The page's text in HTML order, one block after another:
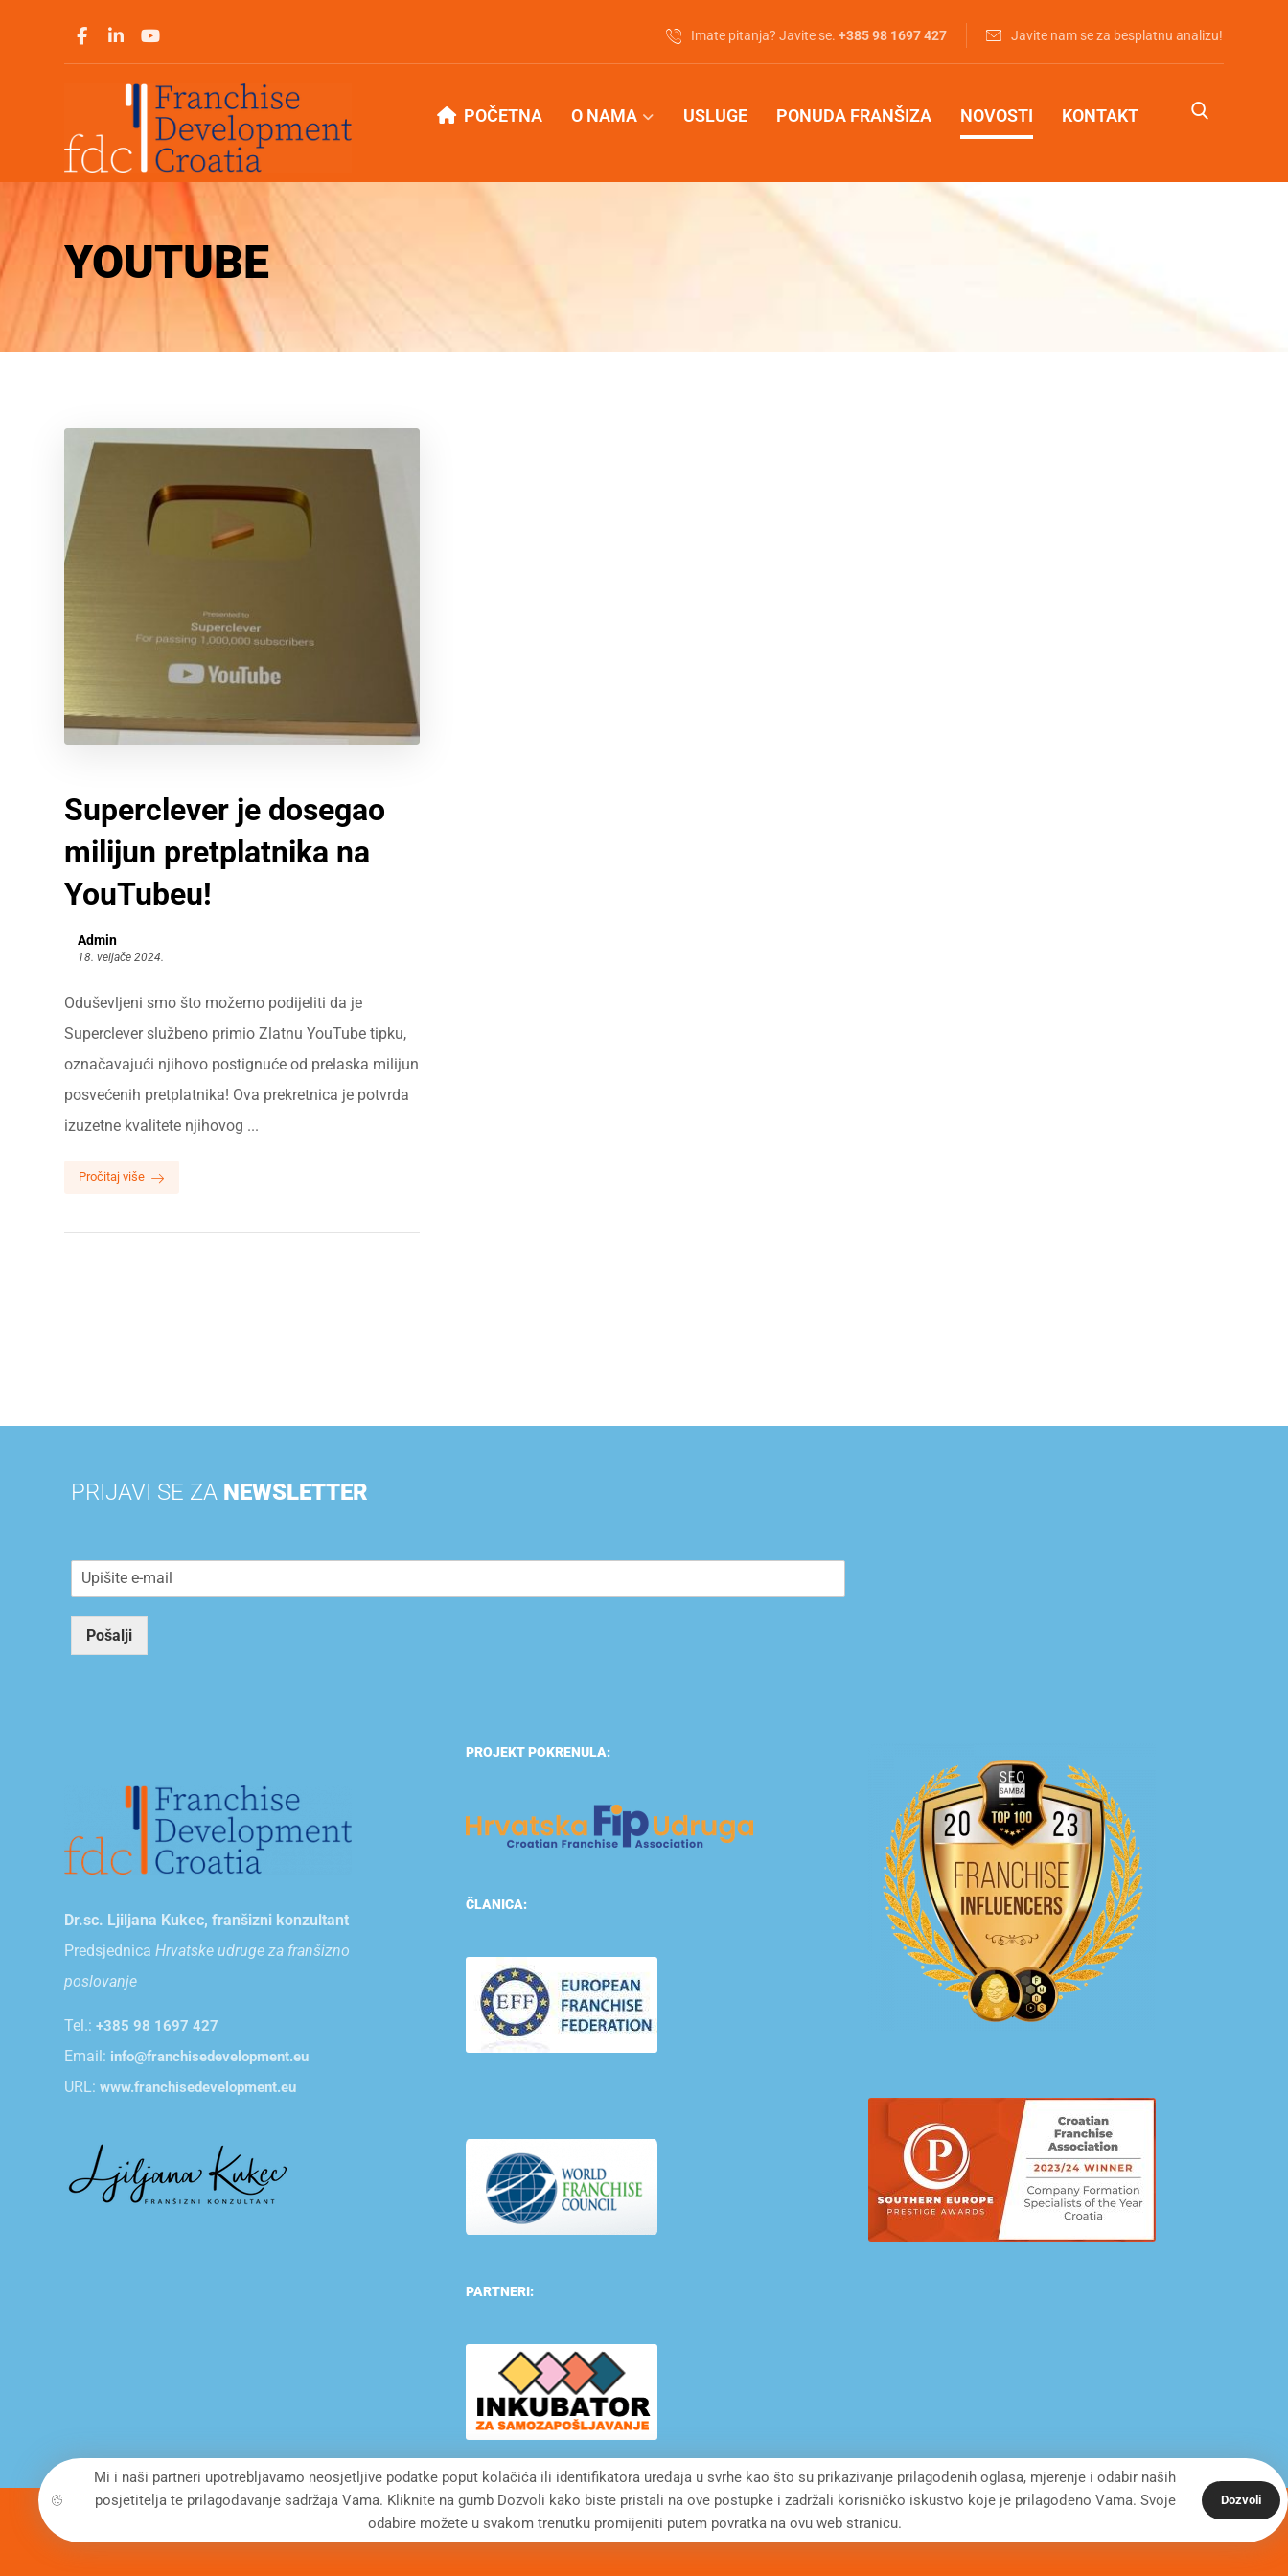
Javite nam se za besplatnu analizu!
Imate pitanja? Javite se.‭+385 98 1697 427‬
POČETNA O NAMA USLUGE PONUDA FRANŠIZA NOVOSTI KONTAKT
YOUTUBE
Superclever je dosegao
milijun pretplatnika na
YouTubeu!
Admin
18. veljače 2024.
Oduševljeni smo što možemo podijeliti da je
Superclever službeno primio Zlatnu YouTube tipku,
označavajući njihovo postignuće od prelaska milijun
posvećenih pretplatnika! Ova prekretnica je potvrda
izuzetne kvalitete njihovog ...
Pročitaj više
PRIJAVI SE ZA NEWSLETTER
m
Pošalji
Dr.sc. Ljiljana Kukec, franšizni konzultant
PredsjednicaHrvatske udruge za franšizno
poslovanje
Tel.:+385 98 1697 427
Email: info@franchisedevelopment.eu
URL:www.franchisedevelopment.eu
PROJEKT POKRENULA:
ČLANICA:
PARTNERI:
© Copyright 2022. All Rights Reserved - FRANCHISE DEVELOPMENT CROATIA Privacy Policy
Mi i naši partneri upotrebljavamo neosjetljive podatke poput kolačića ili identifikatora uređaja u svrhe kao što su prikazivanje prilagođenih oglasa, mjerenje i odabir naših
posjetitelja te prilagođavanje sadržaja Vama. Kliknite na gumb Dozvoli kako biste pristali na ove postupke i zadržali korisničko iskustvo koje je prilagođeno Vama. Svoje
odabire možete u svakom trenutku promijeniti putem povratka na ovu web stranicu.
Dozvoli